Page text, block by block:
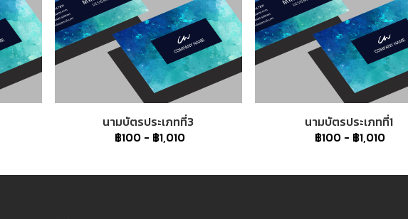
นามบัตรประเภทที่3
฿100 - ฿1,010
นามบัตรประเภทที่1
฿100 - ฿1,010